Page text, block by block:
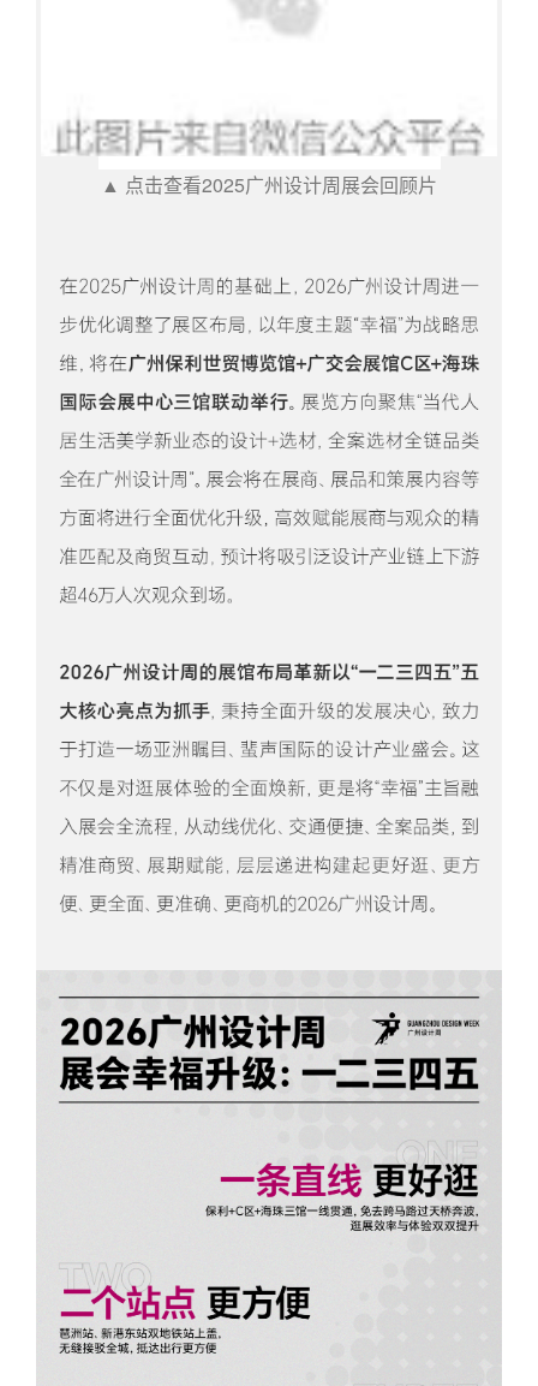
▲ 点击查看2025广州设计周展会回顾片